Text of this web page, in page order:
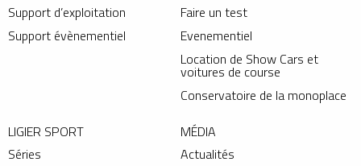
Support d’exploitation
Support évènementiel
Faire un test
Evenementiel
Location de Show Cars et
voitures de course
Conservatoire de la monoplace
LIGIER SPORT
Séries
MÉDIA
Actualités